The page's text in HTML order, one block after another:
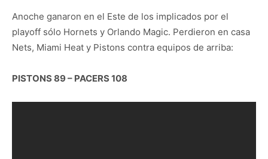
Anoche ganaron en el Este de los implicados por el
playoff sólo Hornets y Orlando Magic. Perdieron en casa
Nets, Miami Heat y Pistons contra equipos de arriba:
PISTONS 89 – PACERS 108